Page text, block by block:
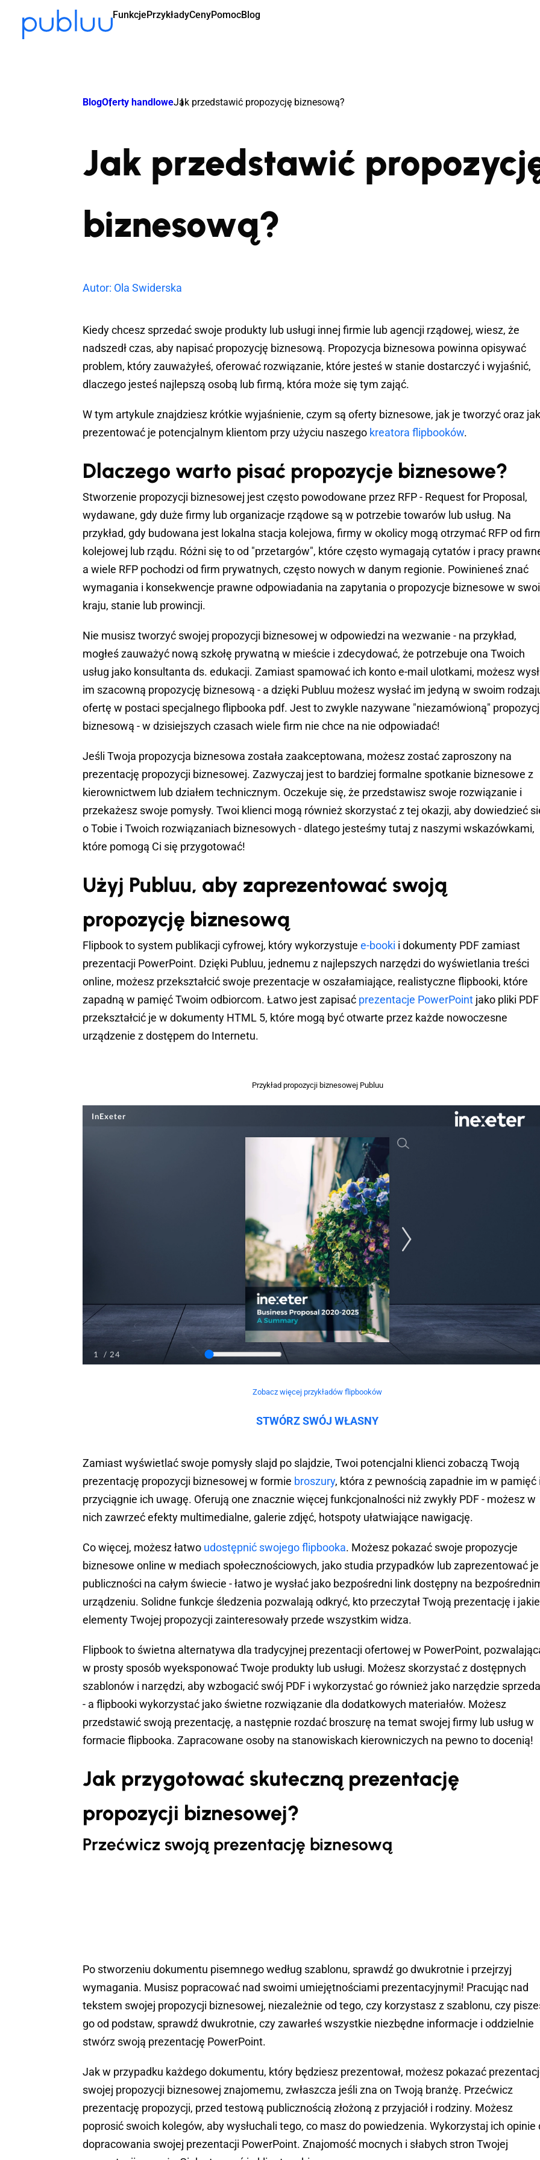
FunkcjePrzykładyCenyPomocBlog
BlogOferty handloweJak przedstawić propozycję biznesową?
Jak przedstawić
biznesową?
Autor: Ola Swiderska
Kiedy chcesz sprzedać swoje produkty lub usługi innej firmie lub agencji rządowej, wiesz, że
nadszedł czas, aby napisać propozycję biznesową. Propozycja biznesowa powinna opisywać
problem, który zauważyłeś, oferować rozwiązanie, które jesteś w stanie dostarczyć i wyjaśnić,
dlaczego jesteś najlepszą osobą lub firmą, która może się tym zająć.
W tym artykule znajdziesz krótkie wyjaśnienie, czym są oferty biznesowe, jak je tworzyć oraz jak
prezentować je potencjalnym klientom przy użyciu naszego kreatora flipbooków.
Dlaczego warto pisać propozycje biznesowe?
Stworzenie propozycji biznesowej jest często powodowane przez RFP - Request for Proposal,
wydawane, gdy duże firmy lub organizacje rządowe są w potrzebie towarów lub usług. Na
przykład, gdy budowana jest lokalna stacja kolejowa, firmy w okolicy mogą otrzymać RFP od
kolejowej lub rządu. Różni się to od "przetargów", które często wymagają cytatów i pracy
a wiele RFP pochodzi od firm prywatnych, często nowych w danym regionie. Powinieneś znać
wymagania i konsekwencje prawne odpowiadania na zapytania o propozycje biznesowe w
kraju, stanie lub prowincji.
Nie musisz tworzyć swojej propozycji biznesowej w odpowiedzi na wezwanie - na przykład,
mogłeś zauważyć nową szkołę prywatną w mieście i zdecydować, że potrzebuje ona Twoich
usług jako konsultanta ds. edukacji. Zamiast spamować ich konto e-mail ulotkami, możesz
im szacowną propozycję biznesową - a dzięki Publuu możesz wysłać im jedyną w swoim
ofertę w postaci specjalnego flipbooka pdf. Jest to zwykle nazywane "niezamówioną"
biznesową - w dzisiejszych czasach wiele firm nie chce na nie odpowiadać!
Jeśli Twoja propozycja biznesowa została zaakceptowana, możesz zostać zaproszony na
prezentację propozycji biznesowej. Zazwyczaj jest to bardziej formalne spotkanie biznesowe z
kierownictwem lub działem technicznym. Oczekuje się, że przedstawisz swoje rozwiązanie i
przekażesz swoje pomysły. Twoi klienci mogą również skorzystać z tej okazji, aby dowiedzieć
o Tobie i Twoich rozwiązaniach biznesowych - dlatego jesteśmy tutaj z naszymi wskazówkami,
które pomogą Ci się przygotować!
Użyj Publuu, aby zaprezentować swoją
propozycję biznesową
Flipbook to system publikacji cyfrowej, który wykorzystuje e-booki i dokumenty PDF zamiast
prezentacji PowerPoint. Dzięki Publuu, jednemu z najlepszych narzędzi do wyświetlania treści
online, możesz przekształcić swoje prezentacje w oszałamiające, realistyczne flipbooki, które
zapadną w pamięć Twoim odbiorcom. Łatwo jest zapisać prezentacje PowerPoint jako pliki
przekształcić je w dokumenty HTML 5, które mogą być otwarte przez każde nowoczesne
urządzenie z dostępem do Internetu.
Przykład propozycji biznesowej Publuu
Zobacz więcej przykładów flipbooków
STWÓRZ SWÓJ WŁASNY
Zamiast wyświetlać swoje pomysły slajd po slajdzie, Twoi potencjalni klienci zobaczą Twoją
prezentację propozycji biznesowej w formie broszury, która z pewnością zapadnie im w pamięć
przyciągnie ich uwagę. Oferują one znacznie więcej funkcjonalności niż zwykły PDF - możesz w
nich zawrzeć efekty multimedialne, galerie zdjęć, hotspoty ułatwiające nawigację.
Co więcej, możesz łatwo udostępnić swojego flipbooka. Możesz pokazać swoje propozycje
biznesowe online w mediach społecznościowych, jako studia przypadków lub zaprezentować je
publiczności na całym świecie - łatwo je wysłać jako bezpośredni link dostępny na
urządzeniu. Solidne funkcje śledzenia pozwalają odkryć, kto przeczytał Twoją prezentację i jakie
elementy Twojej propozycji zainteresowały przede wszystkim widza.
Flipbook to świetna alternatywa dla tradycyjnej prezentacji ofertowej w PowerPoint,
w prosty sposób wyeksponować Twoje produkty lub usługi. Możesz skorzystać z dostępnych
szablonów i narzędzi, aby wzbogacić swój PDF i wykorzystać go również jako narzędzie
- a flipbooki wykorzystać jako świetne rozwiązanie dla dodatkowych materiałów. Możesz
przedstawić swoją prezentację, a następnie rozdać broszurę na temat swojej firmy lub usług w
formacie flipbooka. Zapracowane osoby na stanowiskach kierowniczych na pewno to docenią!
Jak przygotować skuteczną prezentację
propozycji biznesowej?
Przećwicz swoją prezentację biznesową
Po stworzeniu dokumentu pisemnego według szablonu, sprawdź go dwukrotnie i przejrzyj
wymagania. Musisz popracować nad swoimi umiejętnościami prezentacyjnymi! Pracując nad
tekstem swojej propozycji biznesowej, niezależnie od tego, czy korzystasz z szablonu, czy
go od podstaw, sprawdź dwukrotnie, czy zawarłeś wszystkie niezbędne informacje i oddzielnie
stwórz swoją prezentację PowerPoint.
Jak w przypadku każdego dokumentu, który będziesz prezentował, możesz pokazać
swojej propozycji biznesowej znajomemu, zwłaszcza jeśli zna on Twoją branżę. Przećwicz
prezentację propozycji, przed testową publicznością złożoną z przyjaciół i rodziny. Możesz
poprosić swoich kolegów, aby wysłuchali tego, co masz do powiedzenia. Wykorzystaj ich opinie
dopracowania swojej prezentacji PowerPoint. Znajomość mocnych i słabych stron Twojej